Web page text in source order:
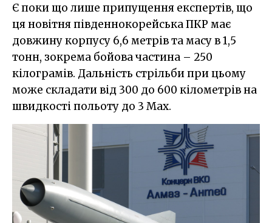
Є поки що лише припущення експертів, що
ця новітня південнокорейська ПКР має
довжину корпусу 6,6 метрів та масу в 1,5
тонн, зокрема бойова частина – 250
кілограмів. Дальність стрільби при цьому
може складати від 300 до 600 кілометрів на
швидкості польоту до 3 Мах.